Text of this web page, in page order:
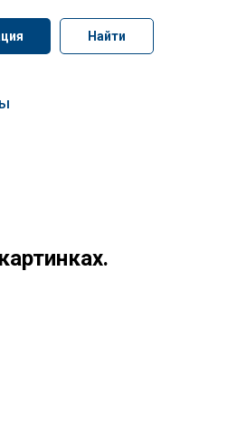
Найти